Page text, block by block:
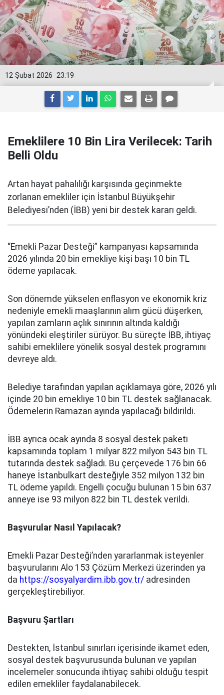
23:19
12 Şubat 2026
Emeklilere 10 Bin Lira Verilecek: Tarih
Belli Oldu
Artan hayat pahalılığı karşısında geçinmekte
zorlanan emekliler için İstanbul Büyükşehir
Belediyesi’nden (İBB) yeni bir destek kararı geldi.
“Emekli Pazar Desteği” kampanyası kapsamında
2026 yılında 20 bin emekliye kişi başı 10 bin TL
ödeme yapılacak.
Son dönemde yükselen enflasyon ve ekonomik kriz
nedeniyle emekli maaşlarının alım gücü düşerken,
yapılan zamların açlık sınırının altında kaldığı
yönündeki eleştiriler sürüyor. Bu süreçte İBB, ihtiyaç
sahibi emeklilere yönelik sosyal destek programını
devreye aldı.
Belediye tarafından yapılan açıklamaya göre, 2026 yılı
içinde 20 bin emekliye 10 bin TL destek sağlanacak.
Ödemelerin Ramazan ayında yapılacağı bildirildi.
İBB ayrıca ocak ayında 8 sosyal destek paketi
kapsamında toplam 1 milyar 822 milyon 543 bin TL
tutarında destek sağladı. Bu çerçevede 176 bin 66
haneye İstanbulkart desteğiyle 352 milyon 132 bin
TL ödeme yapıldı. Engelli çocuğu bulunan 15 bin 637
anneye ise 93 milyon 822 bin TL destek verildi.
Başvurular Nasıl Yapılacak?
Emekli Pazar Desteği’nden yararlanmak isteyenler
başvurularını Alo 153 Çözüm Merkezi üzerinden ya
da https://sosyalyardim.ibb.gov.tr/ adresinden
gerçekleştirebiliyor.
Başvuru Şartları
Destekten, İstanbul sınırları içerisinde ikamet eden,
sosyal destek başvurusunda bulunan ve yapılan
incelemeler sonucunda ihtiyaç sahibi olduğu tespit
edilen emekliler faydalanabilecek.